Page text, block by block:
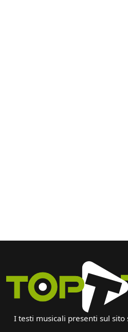
I testi musicali presenti sul sito